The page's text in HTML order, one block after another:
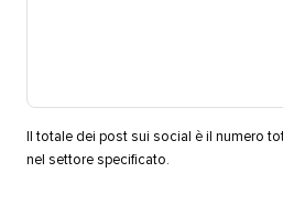
Il totale dei post sui social è il numero
nel settore specificato.​​